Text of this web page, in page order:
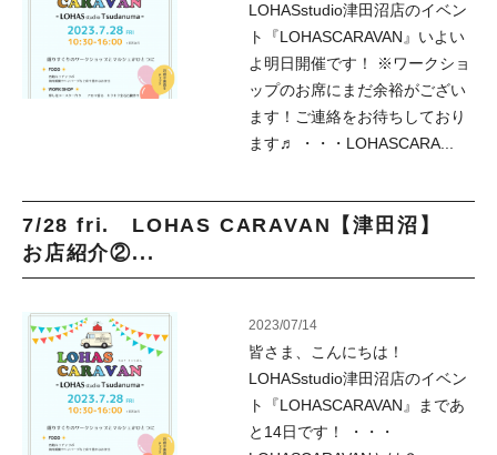
LOHASstudio津田沼店のイベン
ト『LOHASCARAVAN』いよい
よ明日開催です！ ※ワークショ
ップのお席にまだ余裕がござい
ます！ご連絡をお待ちしており
ます♬ ・・・LOHASCARA...
7/28 fri. LOHAS CARAVAN【津田沼】
お店紹介②...
2023/07/14
皆さま、こんにちは！
LOHASstudio津田沼店のイベン
ト『LOHASCARAVAN』まであ
と14日です！ ・・・